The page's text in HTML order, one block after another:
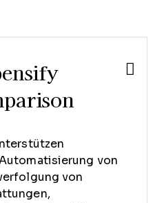
von
von